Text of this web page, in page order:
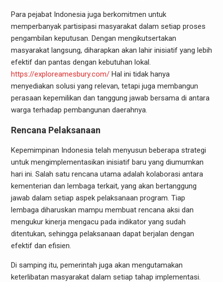
Para pejabat Indonesia juga berkomitmen untuk
memperbanyak partisipasi masyarakat dalam setiap proses
pengambilan keputusan. Dengan mengikutsertakan
masyarakat langsung, diharapkan akan lahir inisiatif yang lebih
efektif dan pantas dengan kebutuhan lokal.
https://exploreamesbury.com/Hal ini tidak hanya
menyediakan solusi yang relevan, tetapi juga membangun
perasaan kepemilikan dan tanggung jawab bersama di antara
warga terhadap pembangunan daerahnya.
Rencana Pelaksanaan
Kepemimpinan Indonesia telah menyusun beberapa strategi
untuk mengimplementasikan inisiatif baru yang diumumkan
hari ini. Salah satu rencana utama adalah kolaborasi antara
kementerian dan lembaga terkait, yang akan bertanggung
jawab dalam setiap aspek pelaksanaan program. Tiap
lembaga diharuskan mampu membuat rencana aksi dan
mengukur kinerja mengacu pada indikator yang sudah
ditentukan, sehingga pelaksanaan dapat berjalan dengan
efektif dan efisien.
Di samping itu, pemerintah juga akan mengutamakan
keterlibatan masyarakat dalam setiap tahap implementasi.